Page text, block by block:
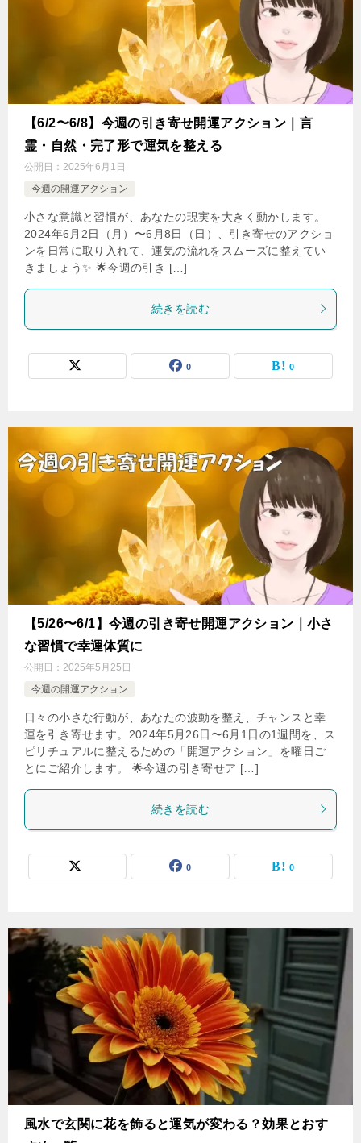
【6/2〜6/8】今週の引き寄せ開運アクション｜言
霊・自然・完了形で運気を整える
公開日： 2025年6月1日
今週の開運アクション
小さな意識と習慣が、あなたの現実を大きく動かします。
2024年6月2日（月）〜6月8日（日）、引き寄せのアクショ
ンを日常に取り入れて、運気の流れをスムーズに整えてい
きましょう✨ 🌟今週の引き […]
続きを読む
0 0
【5/26〜6/1】今週の引き寄せ開運アクション｜小さ
な習慣で幸運体質に
公開日： 2025年5月25日
今週の開運アクション
日々の小さな行動が、あなたの波動を整え、チャンスと幸
運を引き寄せます。2024年5月26日〜6月1日の1週間を、ス
ピリチュアルに整えるための「開運アクション」を曜日ご
とにご紹介します。 🌟今週の引き寄せア […]
続きを読む
0 0
風水で玄関に花を飾ると運気が変わる？効果とおす